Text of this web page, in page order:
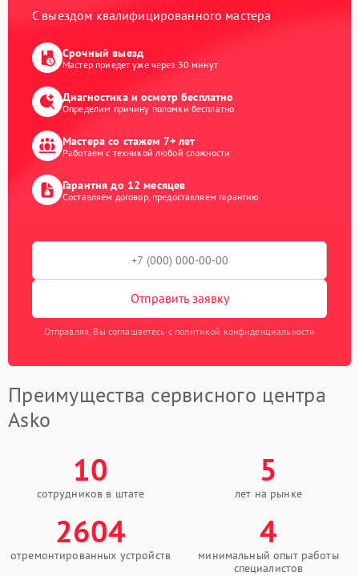
С выездом квалифицированного мастера
Срочный выезд
Мастер приедет уже через 30 минут
Диагностика и осмотр бесплатно
Определим причину поломки бесплатно
Мастера со стажем 7+ лет
Работаем с техникой любой сложности
Гарантия до 12 месяцев
Составляем договор, предоставляем гарантию
Отправить заявку
Отправляя, Вы соглашаетесь с политикой конфиденциальности
Преимущества сервисного центра
Asko
10
сотрудников в штате
5
лет на рынке
2604
отремонтированных устройств
4
минимальный опыт работы
специалистов